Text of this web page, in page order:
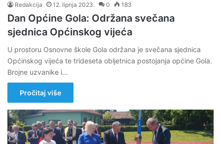
Redakcija 12. lipnja 2023. 0 183
Dan Općine Gola: Održana svečana
sjednica Općinskog vijeća
U prostoru Osnovne škole Gola održana je svečana sjednica
Općinskog vijeća te trideseta obljetnica postojanja općine Gola.
Brojne uzvanike i…
Pročitaj više